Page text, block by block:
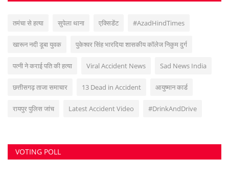
तमंचा से हत्या सुपेला थाना एक्सिडेंट #AzadHindTimes
खारून नदी डूबा युवक पुकेश्वर सिंह भारदिया शासकीय कॉलेज निकुम दुर्ग
पत्नी ने कराई पति की हत्या Viral Accident News Sad News India
छत्तीसगढ़ ताजा समाचार 13 Dead in Accident आयुष्मान कार्ड
रायपुर पुलिस जांच Latest Accident Video #DrinkAndDrive
VOTING POLL